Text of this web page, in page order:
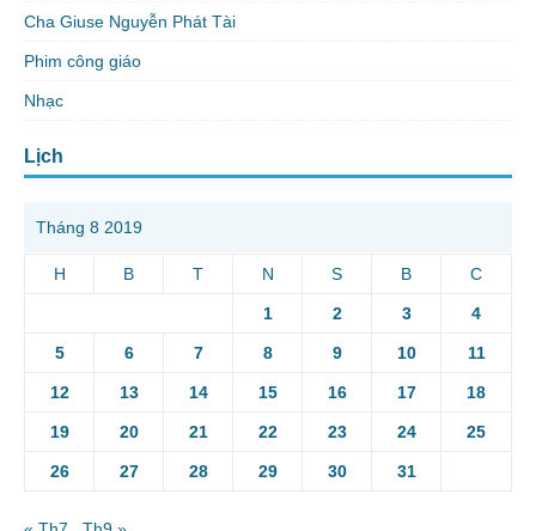
Cha Giuse Nguyễn Phát Tài
Phim công giáo
Nhạc
Lịch
Tháng 8 2019
H B T N S B C
1 2 3 4
5 6 7 8 9 10 11
12 13 14 15 16 17 18
19 20 21 22 23 24 25
26 27 28 29 30 31